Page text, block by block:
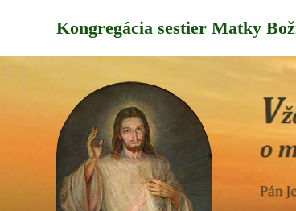
Kongregácia sestier Matky